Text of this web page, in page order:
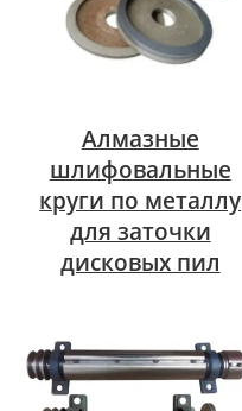
Алмазные
шлифовальные
круги по металлу
для заточки
дисковых пил